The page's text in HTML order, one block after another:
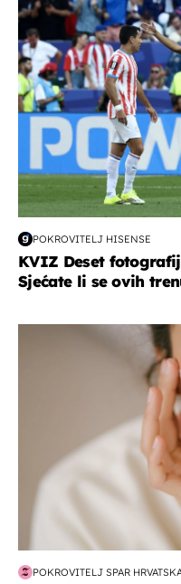
POKROVITELJ HISENSE
KVIZ Deset
Sjećate li se ovih
moda & ljepota
POKROVITELJ SPAR